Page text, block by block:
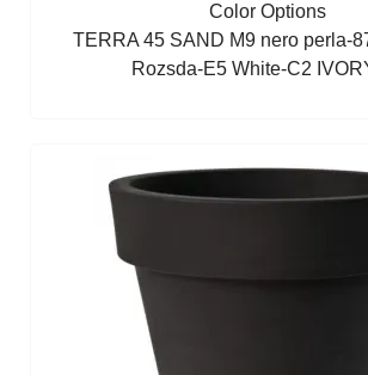
Color Options
TERRA 45 SAND M9 nero perla-
Rozsda-E5White-C2